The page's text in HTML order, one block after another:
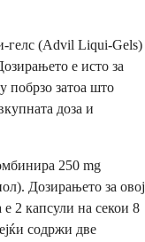
гелс (Advil Liqui-Gels)
е исто за
побрзо затоа што
доза и
250 mg
Дозирањето за овој
2 капсули на секои 8
содржи две